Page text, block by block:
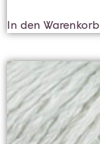
In den Warenkorb